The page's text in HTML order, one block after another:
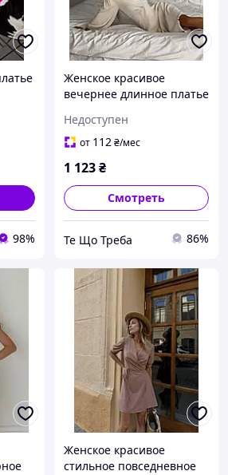
98%
Женское красивое
вечернее длинное платье
цвета 42-44 44-46
Недоступен
от 112₴/мес
1 123₴
Смотреть
Те Що Треба 86%
Женское красивое
стильное повседневное